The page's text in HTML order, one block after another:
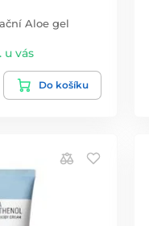
Aloe gel
u vás
Do košíku